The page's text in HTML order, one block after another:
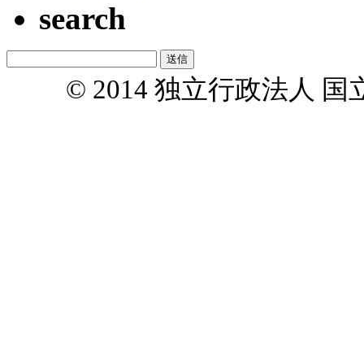
search
© 2014 独立行政法人 国